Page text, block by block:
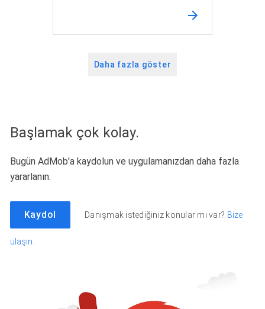
Daha fazla göster
Başlamak çok kolay.
Bugün AdMob'a kaydolun ve uygulamanızdan daha fazla
yararlanın.
Kaydol Danışmak istediğiniz konular mı var? Bize
ulaşın.